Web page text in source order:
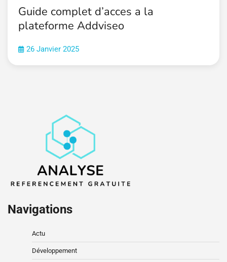
Guide complet d’acces a la
plateforme Addviseo
26 Janvier 2025
Navigations
Actu
Développement